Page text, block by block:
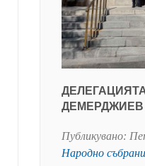
ДЕМЕРДЖИЕВ
Публикувано:
Народно